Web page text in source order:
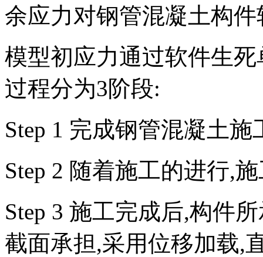
余应力对钢管混凝土构
模型初应力通过软件生
过程分为3阶段:
Step 1 完成钢管混凝土
Step 2 随着施工的进行,
Step 3 施工完成后,构件
截面承担,采用位移加载,